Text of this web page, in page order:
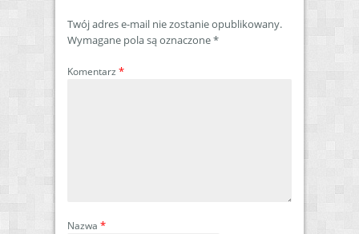
Twój adres e-mail nie zostanie opublikowany.
Wymagane pola są oznaczone*
Komentarz *
Nazwa *